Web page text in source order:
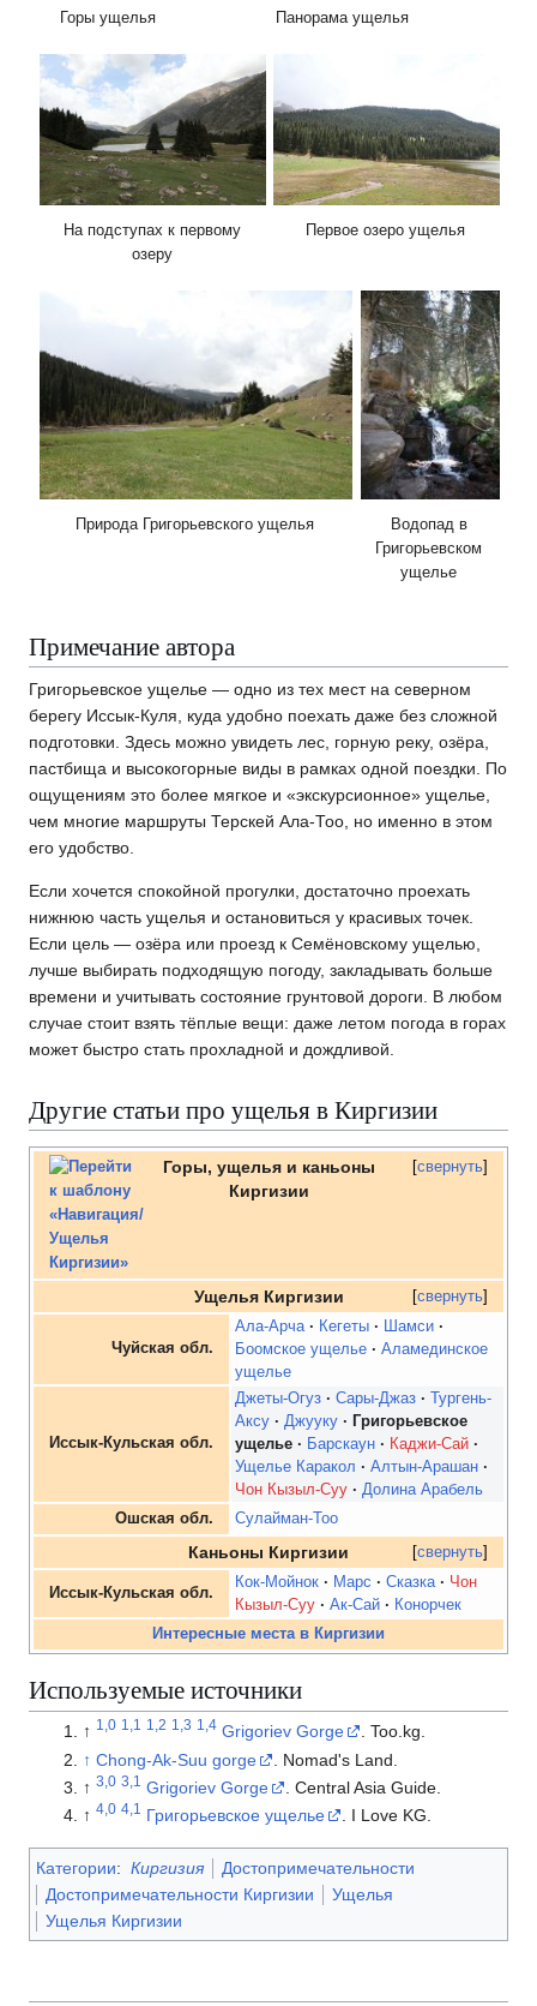
Горы ущелья Панорама ущелья
На подступах к первому
озеру
Первое озеро ущелья
Природа Григорьевского ущелья
Водопад в
Григорьевском
ущелье
Примечание автора
Григорьевское ущелье — одно из тех мест на северном
берегу Иссык-Куля, куда удобно поехать даже без сложной
подготовки. Здесь можно увидеть лес, горную реку, озёра,
пастбища и высокогорные виды в рамках одной поездки. По
ощущениям это более мягкое и «экскурсионное» ущелье,
чем многие маршруты Терскей Ала-Тоо, но именно в этом
его удобство.
Если хочется спокойной прогулки, достаточно проехать
нижнюю часть ущелья и остановиться у красивых точек.
Если цель — озёра или проезд к Семёновскому ущелью,
лучше выбирать подходящую погоду, закладывать больше
времени и учитывать состояние грунтовой дороги. В любом
случае стоит взять тёплые вещи: даже летом погода в горах
может быстро стать прохладной и дождливой.
Другие статьи про ущелья в Киргизии
свернуть
Горы, ущелья и каньоны
Киргизии
свернуть
Ущелья Киргизии
Чуйская обл.
Ала-Арча Кегеты
Шамси
Боомское ущелье
Аламединское
ущелье
Иссык-Кульская обл.
Джеты-Огуз Сары-Джаз
Тургень-
Аксу
Джууку
Григорьевское
ущелье
Барскаун
Каджи-Сай
Ущелье Каракол
Алтын-Арашан
Чон Кызыл-Суу
Долина Арабель
Ошская обл.
Сулайман-Тоо
свернуть
Каньоны Киргизии
Иссык-Кульская обл.
Кок-Мойнок Марс Сказка
Чон
Кызыл-Суу
Ак-Сай
Конорчек
Интересные места в Киргизии
Используемые источники
↑ 1,0 1,1 1,2 1,3 1,4 Grigoriev Gorge
. Too.kg.
↑ Chong-Ak-Suu gorge
. Nomad's Land.
↑ 3,0 3,1 Grigoriev Gorge
. Central Asia Guide.
↑ 4,0 4,1 Григорьевское ущелье . I Love KG.
Категории: Киргизия
Достопримечательности
Достопримечательности Киргизии
Ущелья
Ущелья Киргизии